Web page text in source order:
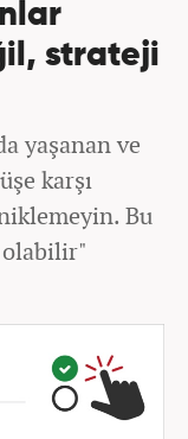
strateji
yaşanan ve
karşı
Bu
olabilir"